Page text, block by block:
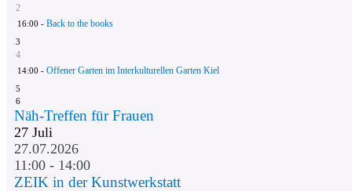
2
16:00 - Back to the books
3
4
14:00 - Offener Garten im Interkulturellen Garten Kiel
5
6
Näh-Treffen für Frauen
27 Juli
27.07.2026
11:00 - 14:00
ZEIK in der Kunstwerkstatt